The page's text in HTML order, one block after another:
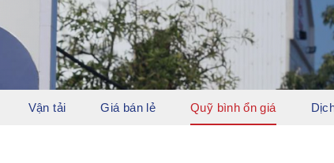
Vận tải Giá bán lẻ Quỹ bình ổn giá